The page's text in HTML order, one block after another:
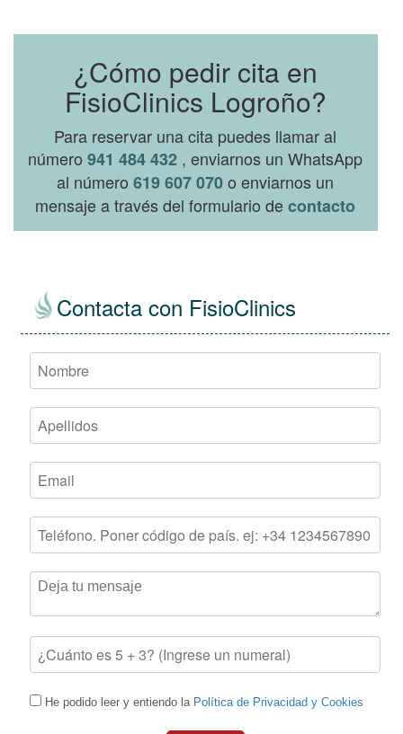
¿Cómo pedir cita en
FisioClinics Logroño?
Para reservar una cita puedes llamar al
número941 484 432 , enviarnos un WhatsApp
al número619 607 070o enviarnos un
mensaje a través del formulario decontacto
Contacta con FisioClinics
He podido leer y entiendo la Política de Privacidad y Cookies